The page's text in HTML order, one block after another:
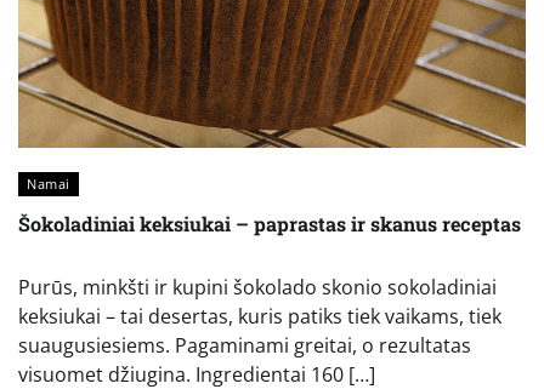
Namai
Šokoladiniai keksiukai – paprastas ir skanus receptas
Purūs, minkšti ir kupini šokolado skonio sokoladiniai
keksiukai – tai desertas, kuris patiks tiek vaikams, tiek
suaugusiesiems. Pagaminami greitai, o rezultatas
visuomet džiugina. Ingredientai 160 […]